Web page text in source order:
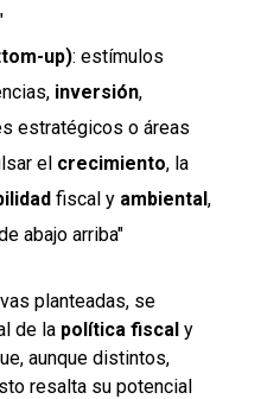
up): estímulos
inversión,
estratégicos o áreas
el crecimiento, la
fiscal y ambiental,
abajo arriba"
planteadas, se
de la política fiscaly
aunque distintos,
resalta su potencial